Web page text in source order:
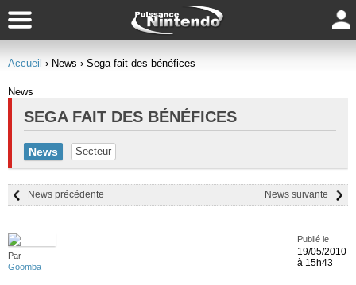
Accueil › News › Sega fait des bénéfices
News
SEGA FAIT DES BÉNÉFICES
News Secteur
News suivante
News précédente
Par
Goomba
Publié le
19/05/2010
à 15h43